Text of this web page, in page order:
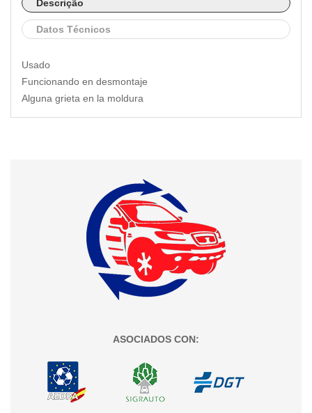
Descrição
Datos Técnicos
Usado
Funcionando en desmontaje
Alguna grieta en la moldura
ASOCIADOS CON: